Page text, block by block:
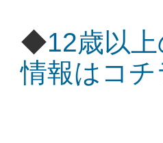
◆12歳以
情報はコチ